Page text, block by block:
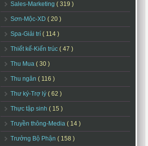
Sales-Marketing ( 319 )
Sơn-Mộc-XD ( 20 )
Spa-Giải trí ( 114 )
Thiết kế-Kiến trúc ( 47 )
Thu Mua ( 30 )
Thu ngân ( 116 )
Thư ký-Trợ lý ( 62 )
Thực tập sinh ( 15 )
Truyền thông-Media ( 14 )
Trưởng Bộ Phận ( 158 )